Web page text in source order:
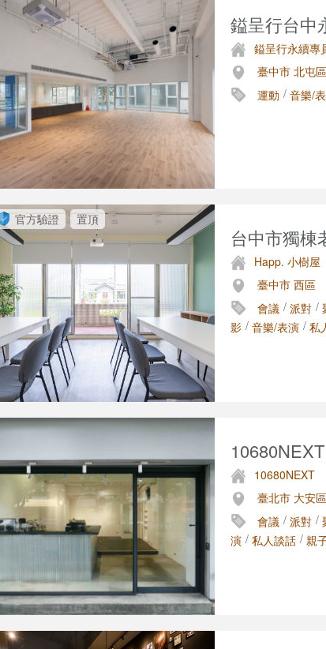
鎰呈行台中
鎰呈行永續專
臺中市 北屯區
運動 / 音樂/
官方驗證 置頂
台中市獨棟
Happ. 小樹屋
臺中市 西區
會議 / 派對 /
影 / 音樂/表演 / 私
10680NEXT
10680NEXT
臺北市 大安區
會議 / 派對 /
演 / 私人談話 / 親